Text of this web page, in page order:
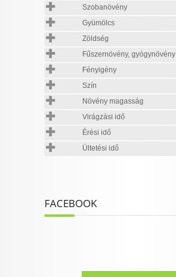
Szobanövény
Gyümölcs
Zöldség
Fűszernövény, gyógynövény
Fényigény
Szín
Növény magasság
Virágzási idő
Érési idő
Ültetési idő
FACEBOOK